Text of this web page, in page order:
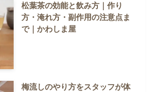
松葉茶の効能と飲み方｜作り
方・淹れ方・副作用の注意点ま
で｜かわしま屋
梅流しのやり方をスタッフが体